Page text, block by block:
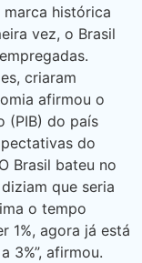
histórica
vez, o Brasil
criaram
afirmou o
(PIB) do país
do
Brasil bateu no
que seria
o tempo
1%, agora já está
3%”, afirmou.